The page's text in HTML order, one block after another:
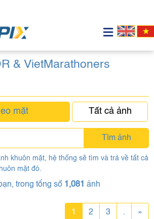
& VietMarathoners
mặt Tất cả ảnh
Tìm ảnh
khuôn mặt, hệ thống sẽ tìm và trả về tất cả
mặt đó.
trong tổng số 1,081 ảnh
1 2 3 . »